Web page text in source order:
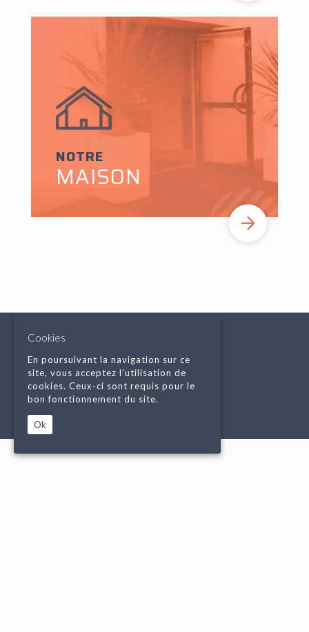
NOTRE
MAISON
PARTENAIRES
CONDITIONS DE VENTE
MENTIONS LÉGALES
PROTECTION DES DONNÉES
ID INTERACTIVE
Cookies
En poursuivant la navigation sur ce
site, vous acceptez l’utilisation de
cookies. Ceux-ci sont requis pour le
bon fonctionnement du site.
Ok